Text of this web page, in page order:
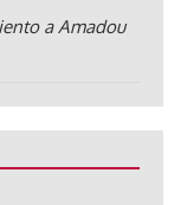
a Amadou